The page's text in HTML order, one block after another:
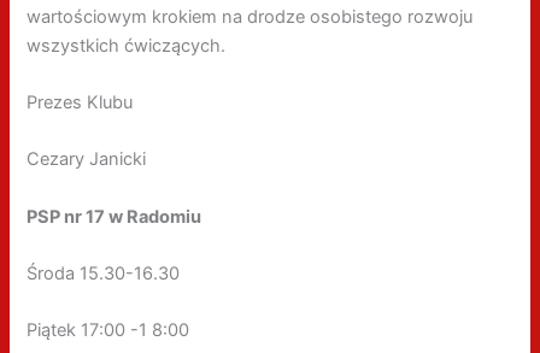
wartościowym krokiem na drodze osobistego rozwoju
wszystkich ćwiczących.
Prezes Klubu
Cezary Janicki
PSP nr 17 w Radomiu
Środa 15.30-16.30
Piątek 17:00 -1 8:00